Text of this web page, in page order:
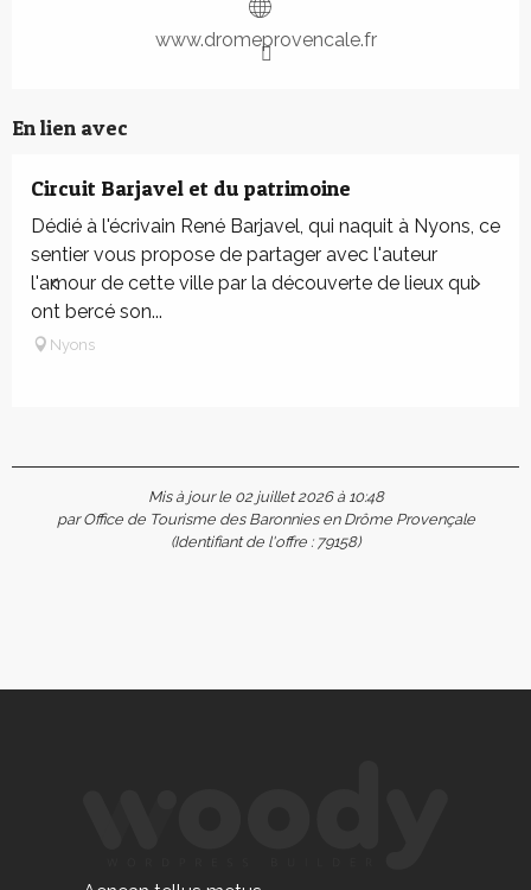
www.dromeprovencale.fr
En lien avec
Circuit Barjavel et du patrimoine
Dédié à l'écrivain René Barjavel, qui naquit à Nyons, ce
sentier vous propose de partager avec l'auteur
l'amour de cette ville par la découverte de lieux qui
ont bercé son...
Nyons
Mis à jour le 02 juillet 2026 à 10:48
par Office de Tourisme des Baronnies en Drôme Provençale
(Identifiant de l'offre : 79158)